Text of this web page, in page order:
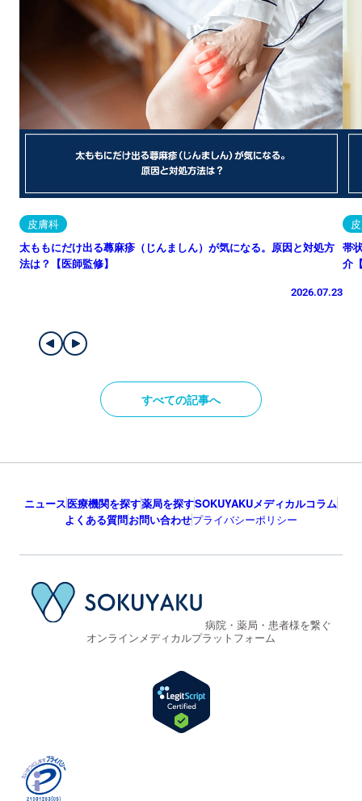
皮膚科
太ももにだけ出る蕁麻疹（じんましん）が気になる。原因と対処方
法は？【医師監修】
2026.07.23
帯
介
すべての記事へ
ニュース医療機関を探す薬局を探すSOKUYAKUメディカルコラム
よくある質問お問い合わせプライバシーポリシー
病院・薬局・患者様を繋ぐ
オンラインメディカルプラットフォーム